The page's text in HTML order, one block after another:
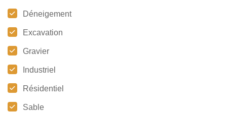
Déneigement
Excavation
Gravier
Industriel
Résidentiel
Sable